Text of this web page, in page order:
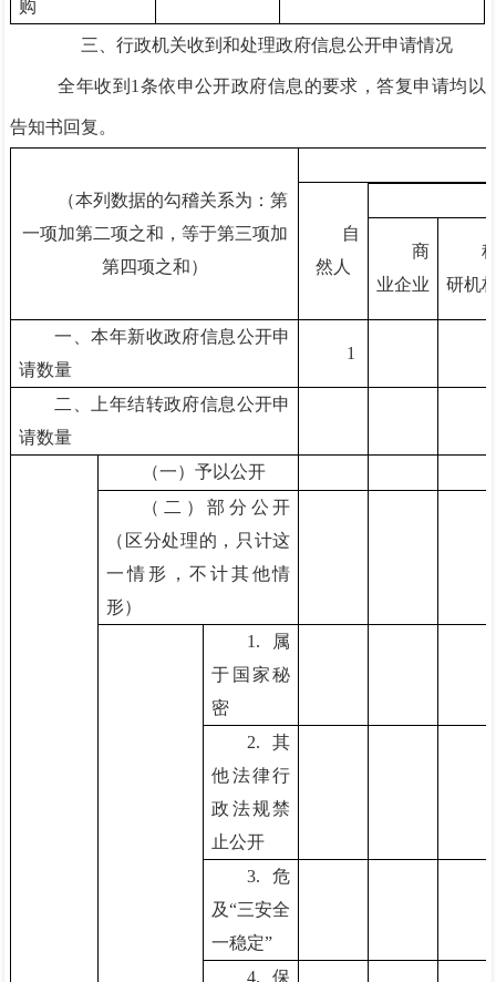
购
三、行政机关收到和处理政府信息公开申请情况
全年收到1条依申公开政府信息的要求，答复申请均以
告知书回复。
（本列数据的勾稽关系为：第
一项加第二项之和，等于第三项加
第四项之和）
自
然人
商
业企业
研机
一、本年新收政府信息公开申
请数量
1
二、上年结转政府信息公开申
请数量
（一）予以公开
（二）部分公开
（区分处理的，只计这
一情形，不计其他情
形）
1.属
于国家秘
密
2.其
他法律行
政法规禁
止公开
3.危
及“三安全
一稳定”
4.保